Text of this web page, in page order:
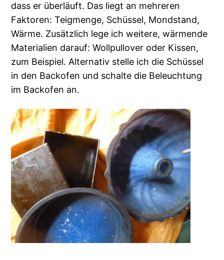
dass er überläuft. Das liegt an mehreren
Faktoren: Teigmenge, Schüssel, Mondstand,
Wärme. Zusätzlich lege ich weitere, wärmende
Materialien darauf: Wollpullover oder Kissen,
zum Beispiel. Alternativ stelle ich die Schüssel
in den Backofen und schalte die Beleuchtung
im Backofen an.